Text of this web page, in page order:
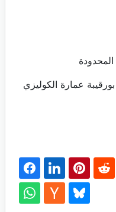
بورقيبة عمارة الكوليزي